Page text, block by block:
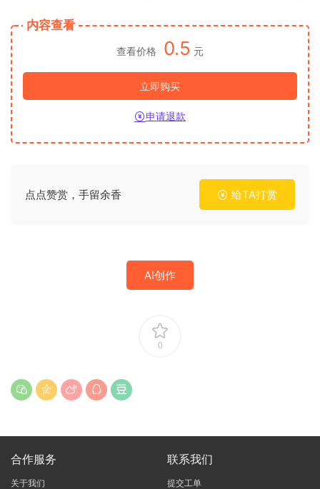
内容查看
查看价格 0.5 元
立即购买
申请退款
点点赞赏，手留余香 给TA打赏
AI创作
0
合作服务
关于我们
联系我们
提交工单